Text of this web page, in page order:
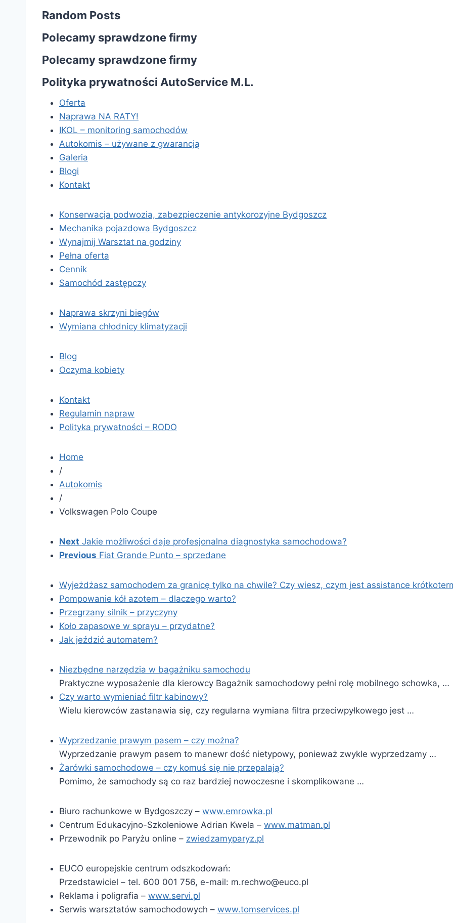
Random Posts
Polecamy sprawdzone firmy
Polecamy sprawdzone firmy
Polityka prywatności AutoService M.L.
Oferta
Naprawa NA RATY!
IKOL – monitoring samochodów
Autokomis – używane z gwarancją
Galeria
Blogi
Kontakt
Konserwacja podwozia, zabezpieczenie antykorozyjne Bydgoszcz
Mechanika pojazdowa Bydgoszcz
Wynajmij Warsztat na godziny
Pełna oferta
Cennik
Samochód zastępczy
Naprawa skrzyni biegów
Wymiana chłodnicy klimatyzacji
Blog
Oczyma kobiety
Kontakt
Regulamin napraw
Polityka prywatności – RODO
Home
/
Autokomis
/
Volkswagen Polo Coupe
Next Jakie możliwości daje profesjonalna diagnostyka samochodowa?
Previous Fiat Grande Punto – sprzedane
Wyjeżdżasz samochodem za granicę tylko na chwile? Czy wiesz, czym jest assistance
Pompowanie kół azotem – dlaczego warto?
Przegrzany silnik – przyczyny
Koło zapasowe w sprayu – przydatne?
Jak jeździć automatem?
Niezbędne narzędzia w bagażniku samochodu
Praktyczne wyposażenie dla kierowcy Bagażnik samochodowy pełni rolę mobilnego schowka, …
Czy warto wymieniać filtr kabinowy?
Wielu kierowców zastanawia się, czy regularna wymiana filtra przeciwpyłkowego jest …
Wyprzedzanie prawym pasem – czy można?
Wyprzedzanie prawym pasem to manewr dość nietypowy, ponieważ zwykle wyprzedzamy …
Żarówki samochodowe – czy komuś się nie przepalają?
Pomimo, że samochody są co raz bardziej nowoczesne i skomplikowane …
Biuro rachunkowe w Bydgoszczy – www.emrowka.pl
Centrum Edukacyjno-Szkoleniowe Adrian Kwela – www.matman.pl
Przewodnik po Paryżu online – zwiedzamyparyz.pl
EUCO europejskie centrum odszkodowań:
Przedstawiciel – tel. 600 001 756, e-mail: m.rechwo@euco.pl
Reklama i poligrafia – www.servi.pl
Serwis warsztatów samochodowych – www.tomservices.pl